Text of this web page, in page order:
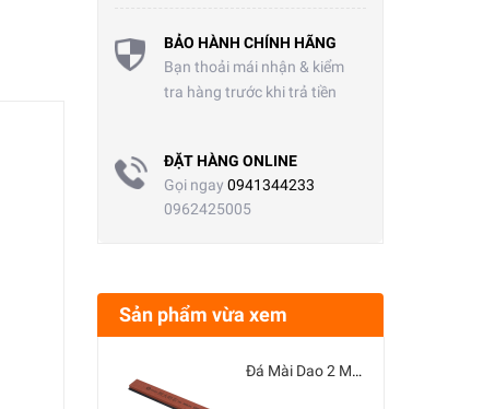
BẢO HÀNH CHÍNH HÃNG
Bạn thoải mái nhận & kiểm
tra hàng trước khi trả tiền
ĐẶT HÀNG ONLINE
Gọi ngay 0941344233
0962425005
Sản phẩm vừa xem
Đá Mài Dao 2 Mặt 180 Grit – Thanh Đá Mài Sắc Dao, Kéo, Dụng Cụ Cầm Tay